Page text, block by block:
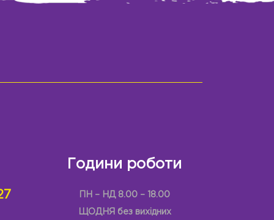
Години роботи
ПН – НД 8.00 – 18.00
ЩОДНЯ без вихідних